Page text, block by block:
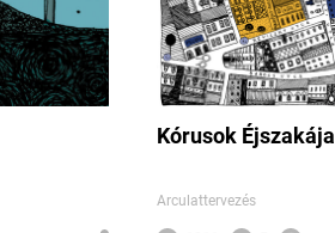
Kórusok Éjszakája
Arculattervezés